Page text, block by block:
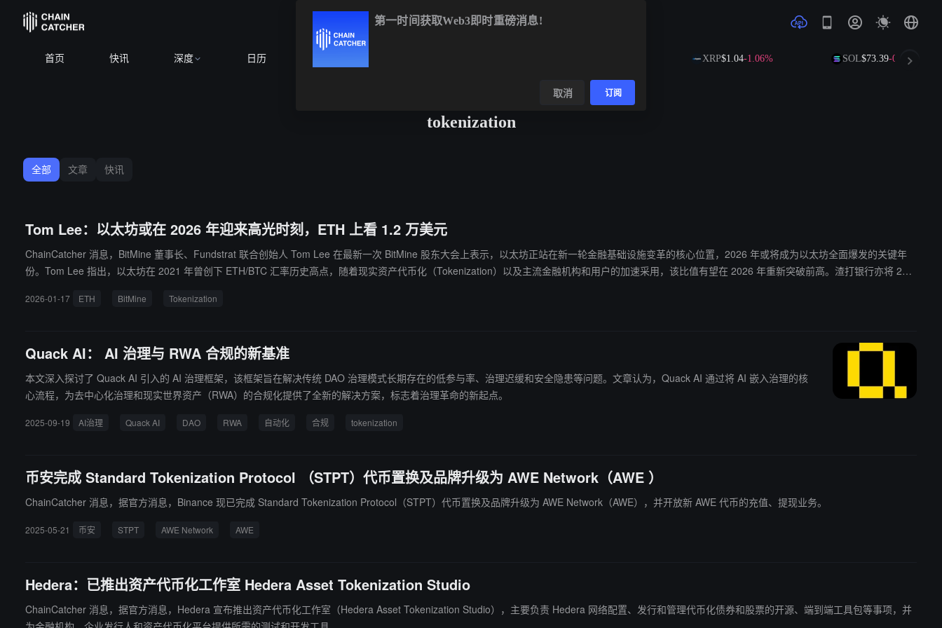
首页 快讯 深度 日历 XRP$1.04-1.06% SOL$73.39-0.44%
tokenization
全部 文章 快讯
Tom Lee：以太坊或在 2026 年迎来高光时刻，ETH 上看 1.2 万美元
ChainCatcher 消息，BitMine 董事长、Fundstrat 联合创始人 Tom Lee 在最新一次 BitMine 股东大会上表示，以太坊正站在新一轮金融基础设施变革的核心位置，2026 年或将成为以太坊全面爆发的关键年
份。Tom Lee 指出，以太坊在 2021 年曾创下 ETH/BTC 汇率历史高点，随着现实资产代币化（Tokenization）以及主流金融机构和用户的加速采用，该比值有望在 2026 年重新突破前高。渣打银行亦将 202
Mine（BMNR）股价理论上对应约 500 美元。此外，BitMine 还将从以太坊质押收益及充裕的现金储备中获得可观现金流。目前公司持有约 420 万枚 ETH，并拥有约 10 亿美元现金。在当前条件下，预计可
2026-01-17 ETH BitMine Tokenization
Quack AI： AI 治理与 RWA 合规的新基准
本文深入探讨了 Quack AI 引入的 AI 治理框架，该框架旨在解决传统 DAO 治理模式长期存在的低参与率、治理迟缓和安全隐患等问题。文章认为，Quack AI 通过将 AI 嵌入治理的核
心流程，为去中心化治理和现实世界资产（RWA）的合规化提供了全新的解决方案，标志着治理革命的新起点。
2025-09-19 AI治理 Quack AI DAO RWA 自动化 合规 tokenization
币安完成 Standard Tokenization Protocol （STPT）代币置换及品牌升级为 AWE Network（AWE ）
ChainCatcher 消息，据官方消息，Binance 现已完成 Standard Tokenization Protocol（STPT）代币置换及品牌升级为 AWE Network（AWE），并开放新 AWE 代币的充值、提现业务。
2025-05-21 币安 STPT AWE Network AWE
Hedera：已推出资产代币化工作室 Hedera Asset Tokenization Studio
ChainCatcher 消息，据官方消息，Hedera 宣布推出资产代币化工作室（Hedera Asset Tokenization Studio），主要负责 Hedera 网络配置、发行和管理代币化债券和股票的开源、端到端工具包等事项，并
第一时间获取Web3即时重磅消息!
取消 订阅